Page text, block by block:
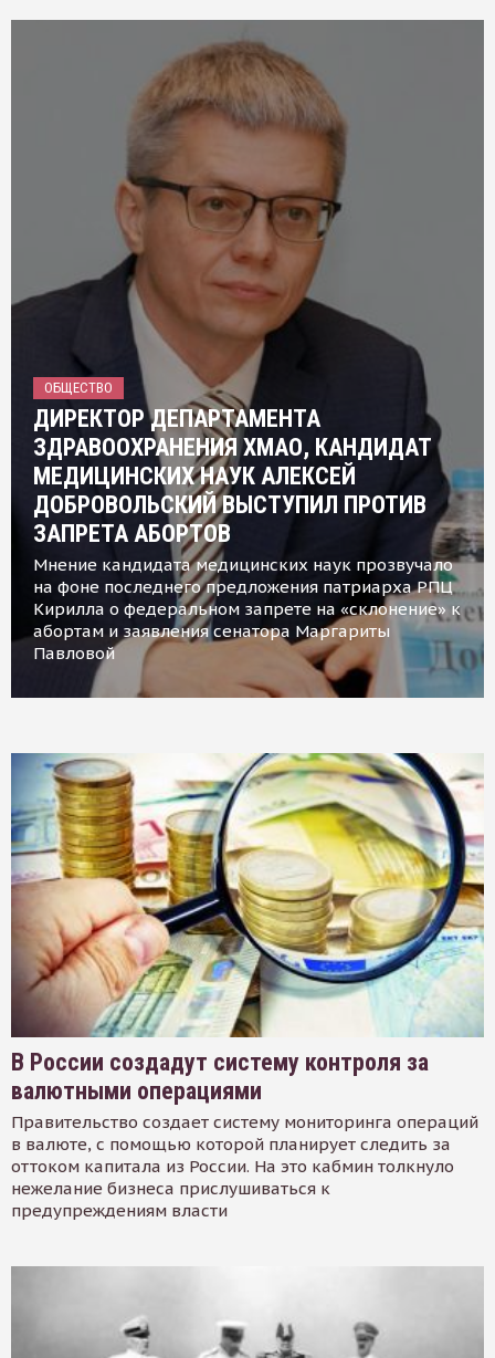
ОБЩЕСТВО
ДИРЕКТОР ДЕПАРТАМЕНТА
ЗДРАВООХРАНЕНИЯ ХМАО, КАНДИДАТ
МЕДИЦИНСКИХ НАУК АЛЕКСЕЙ
ДОБРОВОЛЬСКИЙ ВЫСТУПИЛ ПРОТИВ
ЗАПРЕТА АБОРТОВ
Мнение кандидата медицинских наук прозвучало
на фоне последнего предложения патриарха РПЦ
Кирилла о федеральном запрете на «склонение» к
абортам и заявления сенатора Маргариты
Павловой
В России создадут систему контроля за
валютными операциями
Правительство создает систему мониторинга операций
в валюте, с помощью которой планирует следить за
оттоком капитала из России. На это кабмин толкнуло
нежелание бизнеса прислушиваться к
предупреждениям власти